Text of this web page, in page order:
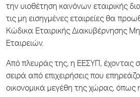
την υιοθέτηση κανόνων εταιρικής
τις μη εισηγμένες εταιρείες θα
Κώδικα Εταιρικής Διακυβέρνησης
Εταιρειών.
Από πλευράς της, η ΕΕΣΥΠ, έχοντας
σειρά από επιχειρήσεις που
οικονομικά μεγέθη της χώρας, όπως